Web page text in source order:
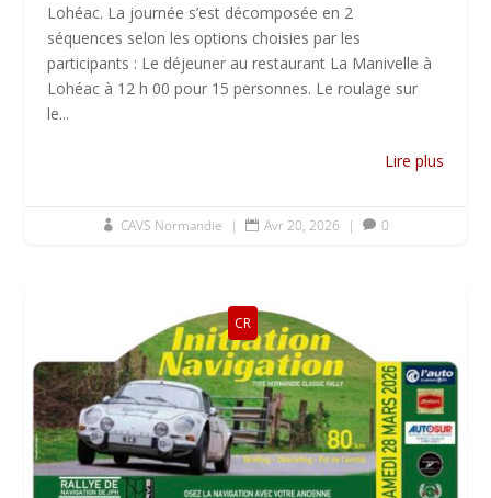
Lohéac. La journée s’est décomposée en 2
séquences selon les options choisies par les
participants : Le déjeuner au restaurant La Manivelle à
Lohéac à 12 h 00 pour 15 personnes. Le roulage sur
le...
Lire plus
 CAVS Normandie |  Avr 20, 2026 |  0
CR